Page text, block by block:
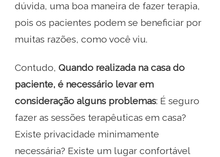
dúvida, uma boa maneira de fazer terapia,
pois os pacientes podem se beneficiar por
muitas razões, como você viu.
Contudo, Quando realizada na casa do
paciente, é necessário levar em
consideração alguns problemas: É seguro
fazer as sessões terapêuticas em casa?
Existe privacidade minimamente
necessária? Existe um lugar confortável